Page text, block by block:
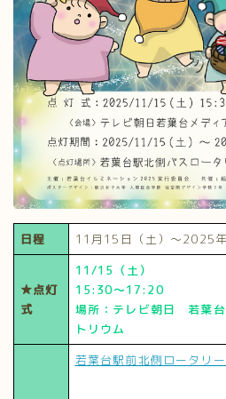
日程 11月15日（土）～2025
★点灯
式
11/15（土）
15:30～17:20
場所：テレビ朝日 若葉
トリウム
若葉台駅前北側ロータリ